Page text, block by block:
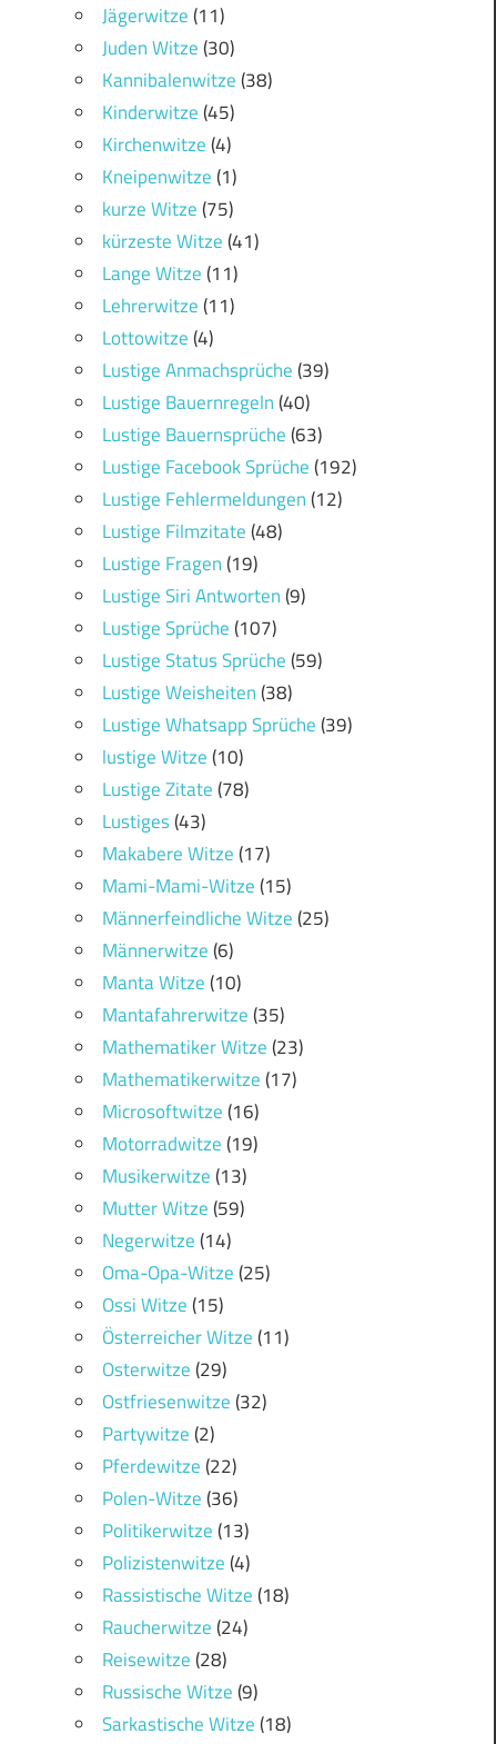
Jägerwitze(11)
Juden Witze(30)
Kannibalenwitze(38)
Kinderwitze(45)
Kirchenwitze(4)
Kneipenwitze(1)
kurze Witze(75)
kürzeste Witze(41)
Lange Witze(11)
Lehrerwitze(11)
Lottowitze(4)
Lustige Anmachsprüche(39)
Lustige Bauernregeln(40)
Lustige Bauernsprüche(63)
Lustige Facebook Sprüche(192)
Lustige Fehlermeldungen(12)
Lustige Filmzitate(48)
Lustige Fragen(19)
Lustige Siri Antworten(9)
Lustige Sprüche(107)
Lustige Status Sprüche(59)
Lustige Weisheiten(38)
Lustige Whatsapp Sprüche(39)
lustige Witze(10)
Lustige Zitate(78)
Lustiges(43)
Makabere Witze(17)
Mami-Mami-Witze(15)
Männerfeindliche Witze(25)
Männerwitze(6)
Manta Witze(10)
Mantafahrerwitze(35)
Mathematiker Witze(23)
Mathematikerwitze(17)
Microsoftwitze(16)
Motorradwitze(19)
Musikerwitze(13)
Mutter Witze(59)
Negerwitze(14)
Oma-Opa-Witze(25)
Ossi Witze(15)
Österreicher Witze(11)
Osterwitze(29)
Ostfriesenwitze(32)
Partywitze(2)
Pferdewitze(22)
Polen-Witze(36)
Politikerwitze(13)
Polizistenwitze(4)
Rassistische Witze(18)
Raucherwitze(24)
Reisewitze(28)
Russische Witze(9)
Sarkastische Witze(18)